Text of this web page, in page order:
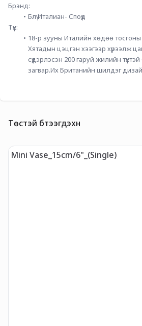
Брэнд:
Блү Италиан- Споүд
Түүх:
18-р зууны Италийн хөдөө тосгоны
Хятадын цэцгэн хээгээр хүрээлж
сүүдэрлэсэн 200 гаруй жилийн
загвар.Их Британийн шилдэг
Төстэй бүтээгдэхүүн
Mini Vase_15cm/6"_(Single)